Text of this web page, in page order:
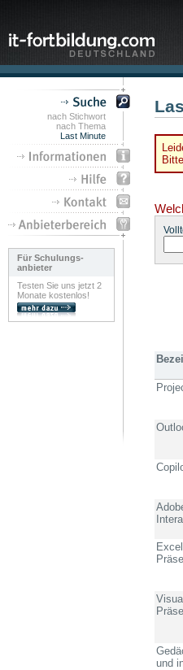
nach Stichwort
nach Thema
Last Minute
Für Schulungs-
anbieter
Testen Sie uns jetzt 2
Monate kostenlos!
und